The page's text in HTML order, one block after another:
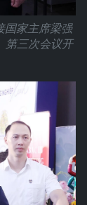
国家主席梁强
第三次会议开